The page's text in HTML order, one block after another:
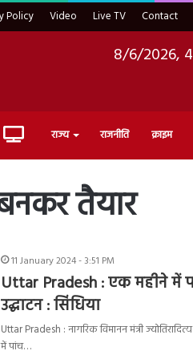
Policy Video Live TV Contact
8/6/2026,
Live राज्य राजनीति क्राइम
तैयार
11 January 2024 - 3:51 PM
Uttar Pradesh : एक महीने में
उद्घाटन : सिंधिया
Uttar Pradesh : नागरिक विमानन मंत्री
में पांच…